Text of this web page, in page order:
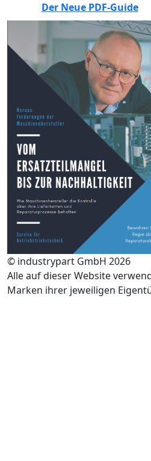
Der Neue PDF-Guide
© industrypart GmbH 2026
Alle auf dieser Website
Marken ihrer jeweiligen